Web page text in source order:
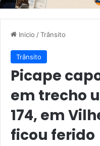
Inicio /Trânsito
Trânsito
Picape
em trecho
174, em
ficou ferido